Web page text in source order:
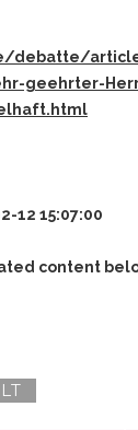
debatte/
geehrter-
12 15:07:00
content